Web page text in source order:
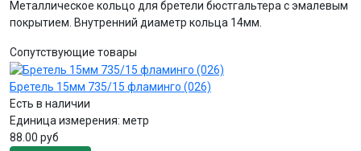
Металлическое кольцо для бретели бюстгальтера с эмалевым
покрытием. Внутренний диаметр кольца 14мм.
Сопутствующие товары
Бретель 15мм 735/15 фламинго (026)
Есть в наличии
Единица измерения: метр
88.00 руб